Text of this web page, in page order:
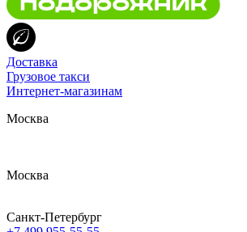
Доставка
Грузовое такси
Интернет-магазинам
Москва
Москва
Санкт-Петербург